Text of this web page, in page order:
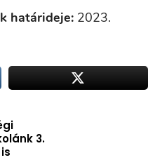
határideje: 2023.
3.